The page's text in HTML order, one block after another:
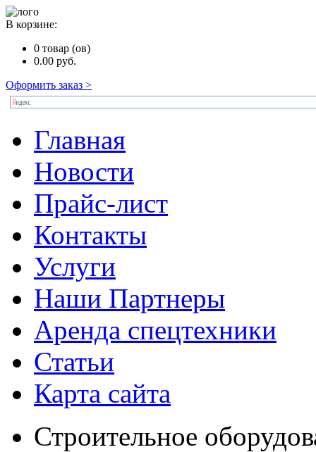
В корзине:
0 товар (ов)
0.00 руб.
Оформить заказ >
Главная
Новости
Прайс-лист
Контакты
Услуги
Наши Партнеры
Аренда спецтехники
Статьи
Карта сайта
Строительное